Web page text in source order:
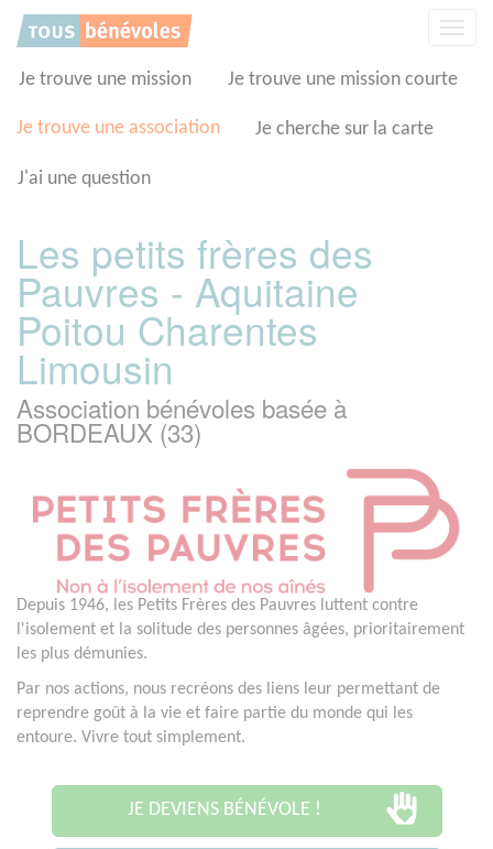
Je trouve une mission Je trouve une mission courte
Je trouve une association Je cherche sur la carte
J'ai une question
Les petits frères des
Pauvres - Aquitaine
Poitou Charentes
Limousin
Association bénévoles basée à
BORDEAUX (33)
Depuis 1946, les Petits Frères des Pauvres luttent contre
l'isolement et la solitude des personnes âgées, prioritairement
les plus démunies.
Par nos actions, nous recréons des liens leur permettant de
reprendre goût à la vie et faire partie du monde qui les
entoure. Vivre tout simplement.
JE DEVIENS BÉNÉVOLE !
Panneau de gestion des cookies